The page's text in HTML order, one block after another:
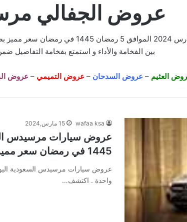
عروض الجفالي
عروض سيارات مرسيدس السعودية اليوم 15
بين الفخامة والأداء و استمتع بفخامة التفاصيل
العثيم – عروض السدحان – عروض التميمي – عروض
wafaa ksa 15 مارس,2024
1445 في رمضان سعر مميز بصفحة واحدة
واحدة . اكتشف…